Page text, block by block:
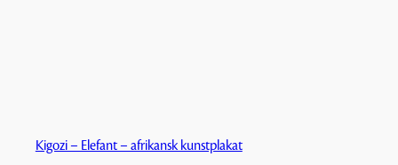
Kigozi – Elefant – afrikansk kunstplakat